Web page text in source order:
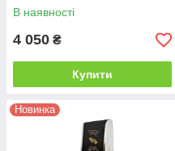
В наявності
4 050 ₴
Купити
Новинка